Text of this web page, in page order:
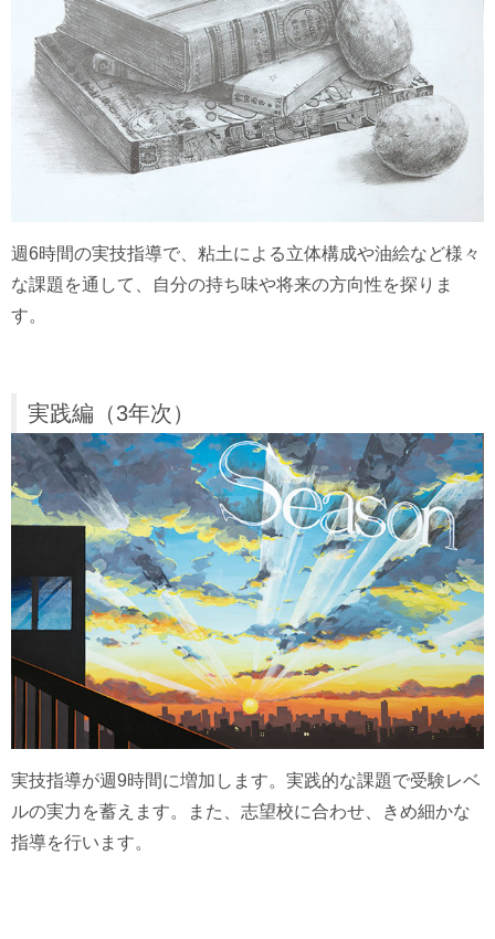
週6時間の実技指導で、粘土による立体構成や油絵など様々
な課題を通して、自分の持ち味や将来の方向性を探りま
す。
実践編（3年次）
実技指導が週9時間に増加します。実践的な課題で受験レベ
ルの実力を蓄えます。また、志望校に合わせ、きめ細かな
指導を行います。